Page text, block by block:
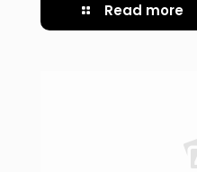
Read more